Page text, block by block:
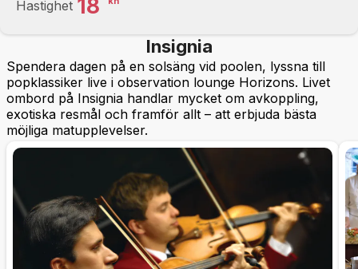
Hastighet 18
Insignia
Spendera dagen på en solsäng vid poolen, lyssna till
popklassiker live i observation lounge Horizons. Livet
ombord på Insignia handlar mycket om avkoppling,
exotiska resmål och framför allt – att erbjuda bästa
möjliga matupplevelser.